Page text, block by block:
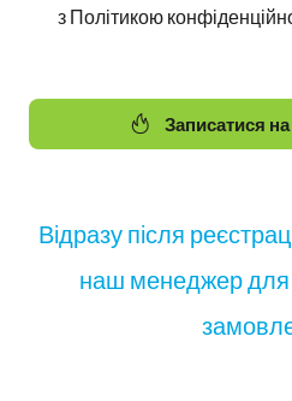
з Політикою
Записатися
Відразу після
наш менеджер для